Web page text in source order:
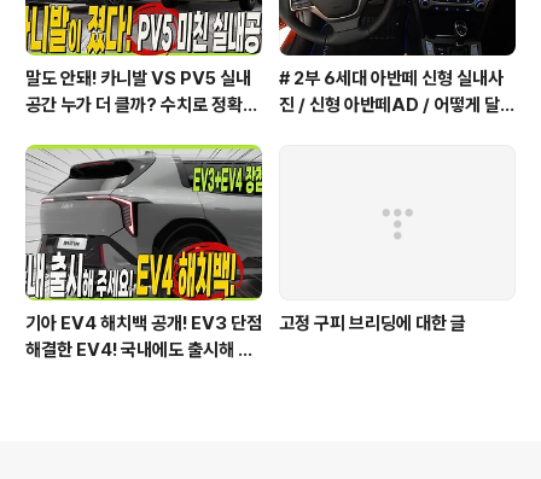
말도 안돼! 카니발 VS PV5 실내
공간 누가 더 클까? 수치로 정확하
# 2부 6세대 아반떼 신형 실내사
진 / 신형 아반떼AD / 어떻게 달라
기아 EV4 해치백 공개! EV3 단점
해결한 EV4! 국내에도 출시해 주
고정 구피 브리딩에 대한 글